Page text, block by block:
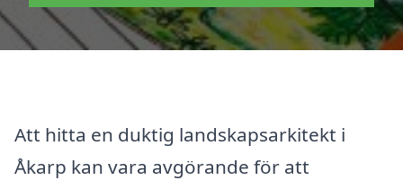
Att hitta en duktig landskapsarkitekt i
Åkarp kan vara avgörande för att